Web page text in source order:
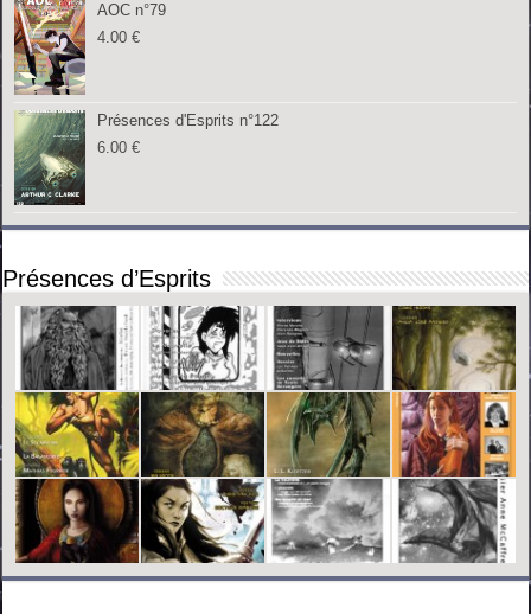
AOC n°79
4.00€
Présences d'Esprits n°122
6.00€
Présences d’Esprits